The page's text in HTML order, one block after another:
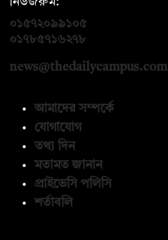
০১৫৭২০৯৯১০৫
০১৭৮৫৭১৬২৭৮
news@thedailycampus.com
আমাদের সম্পর্কে
যোগাযোগ
তথ্য দিন
মতামত জানান
প্রাইভেসি পলিসি
শর্তাবলি